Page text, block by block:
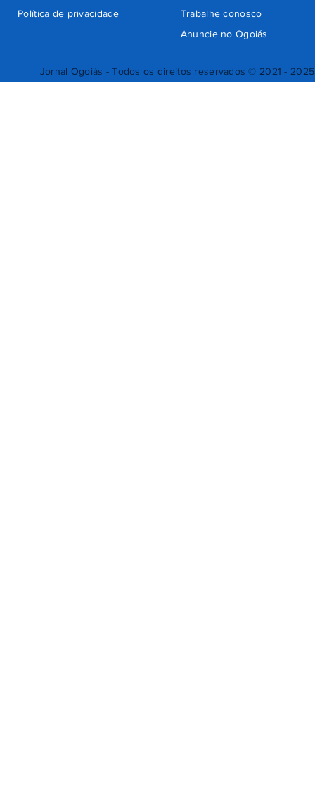
Jornal Ogoiás - Todos os direitos reservados © 2021 - 2025
Trabalhe conosco
Política de privacidade
Anuncie no Ogoiás